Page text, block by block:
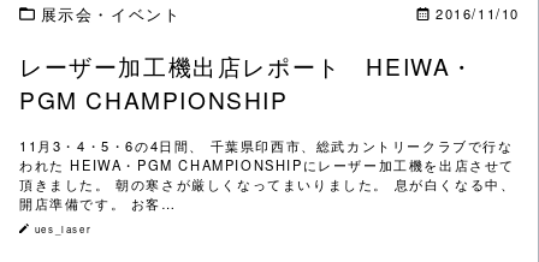
展示会・イベント 2016/11/10
レーザー加工機出店レポート HEIWA・
PGM CHAMPIONSHIP
11月3・4・5・6の4日間、 千葉県印西市、総武カントリークラブで行な
われた HEIWA・PGM CHAMPIONSHIPにレーザー加工機を出店させて
頂きました。 朝の寒さが厳しくなってまいりました。 息が白くなる中、
開店準備です。 お客…
ues_laser